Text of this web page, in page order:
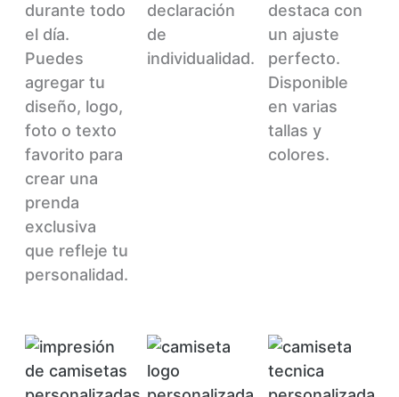
durante todo
el día.
Puedes
agregar tu
diseño, logo,
foto o texto
favorito para
crear una
prenda
exclusiva
que refleje tu
personalidad.
declaración
de
individualidad.
destaca con
un ajuste
perfecto.
Disponible
en varias
tallas y
colores.